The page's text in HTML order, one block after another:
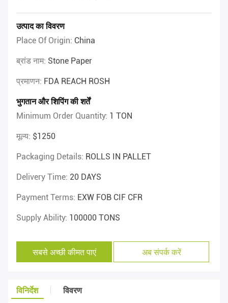
उत्पाद का विवरण
Place Of Origin: China
ब्रांड नाम: Stone Paper
प्रमाणन: FDA REACH ROSH
भुगतान और शिपिंग की शर्तें
Minimum Order Quantity: 1 TON
मूल्य: $1250
Packaging Details: ROLLS IN PALLET
Delivery Time: 20 DAYS
Payment Terms: EXW FOB CIF CFR
Supply Ability: 100000 TONS
सबसे अच्छी कीमत पाएं अब संपर्क करें
विनिर्देश विवरण